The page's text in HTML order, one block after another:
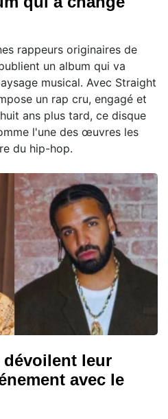
rappeurs originaires de
un album qui va
musical. Avec Straight
un rap cru, engagé et
ans plus tard, ce disque
l'une des œuvres les
du hip-hop.
dévoilent leur
avec le